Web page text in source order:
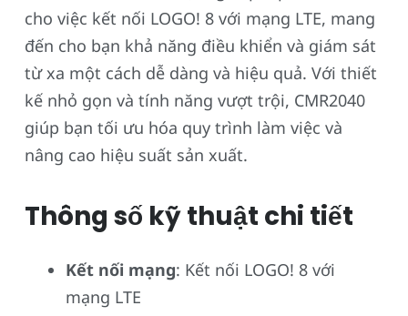
cho việc kết nối LOGO! 8 với mạng LTE, mang
đến cho bạn khả năng điều khiển và giám sát
từ xa một cách dễ dàng và hiệu quả. Với thiết
kế nhỏ gọn và tính năng vượt trội, CMR2040
giúp bạn tối ưu hóa quy trình làm việc và
nâng cao hiệu suất sản xuất.
Thông số kỹ thuật chi tiết
Kết nối mạng: Kết nối LOGO! 8 với
mạng LTE